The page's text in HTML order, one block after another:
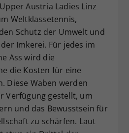
Austria Ladies Linz
Weltklassetennis,
Schutz der Umwelt und
Imkerei. Für jedes im
Ass wird die
die Kosten für eine
Diese Waben werden
Verfügung gestellt, um
und das Bewusstsein für
zu schärfen. Laut